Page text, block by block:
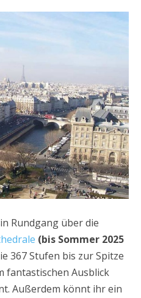
Rundgang über die
(bis Sommer 2025
367 Stufen bis zur Spitze
fantastischen Ausblick
Außerdem könnt ihr ein